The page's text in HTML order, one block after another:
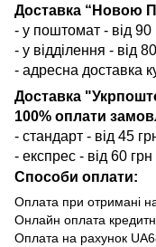
Доставка “Новою
- у поштомат - від 90
- у відділення - від
- адресна доставка
Доставка
100% оплати
- стандарт - від 45
- експрес - від 60 грн
Способи оплати:
Оплата при отримані
Онлайн оплата
Оплата на рахунок